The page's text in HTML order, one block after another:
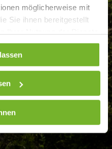
möglicherweise mit
Sie ihnen bereitgestellt
finden Sie auf